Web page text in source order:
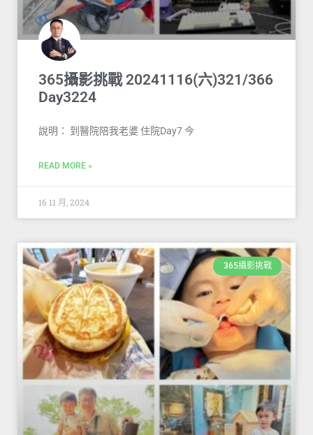
365攝影挑戰 20241116(六)321/366
Day3224
說明： 到醫院陪我老婆 住院Day7 今
READ MORE »
16 11 月, 2024
365攝影挑戰